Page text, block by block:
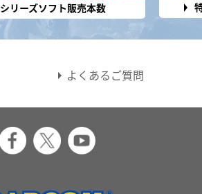
シリーズソフト販売本数
よくあるご質問